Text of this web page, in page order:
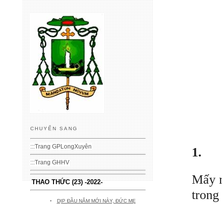
CHUYỂN SANG
:::Trang GPLongXuyên
:::Trang GHHV
THAO THỨC (23) -2022-
DỊP ĐẦU NĂM MỚI NÀY, ĐỨC MẸ
1.
Mấy
trong